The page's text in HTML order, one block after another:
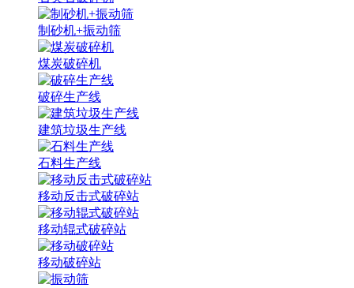
制砂机+振动筛
煤炭破碎机
破碎生产线
建筑垃圾生产线
石料生产线
移动反击式破碎站
移动辊式破碎站
移动破碎站